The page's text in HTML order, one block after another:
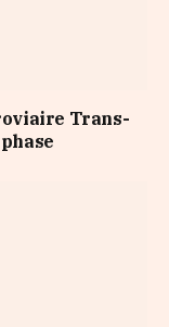
Trans-